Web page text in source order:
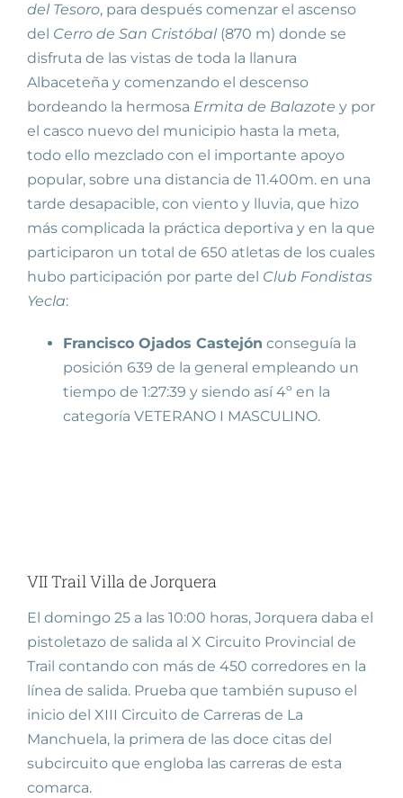
del Tesoro, para después comenzar el ascenso
del Cerro de San Cristóbal (870 m) donde se
disfruta de las vistas de toda la llanura
Albaceteña y comenzando el descenso
bordeando la hermosa Ermita de Balazote y por
el casco nuevo del municipio hasta la meta,
todo ello mezclado con el importante apoyo
popular, sobre una distancia de 11.400m. en una
tarde desapacible, con viento y lluvia, que hizo
más complicada la práctica deportiva y en la que
participaron un total de 650 atletas de los cuales
hubo participación por parte del Club Fondistas
Yecla:
Francisco Ojados Castejón conseguía la
posición 639 de la general empleando un
tiempo de 1:27:39 y siendo así 4º en la
categoría VETERANO I MASCULINO.
VII Trail Villa de Jorquera
El domingo 25 a las 10:00 horas, Jorquera daba el
pistoletazo de salida al X Circuito Provincial de
Trail contando con más de 450 corredores en la
línea de salida. Prueba que también supuso el
inicio del XIII Circuito de Carreras de La
Manchuela, la primera de las doce citas del
subcircuito que engloba las carreras de esta
comarca.